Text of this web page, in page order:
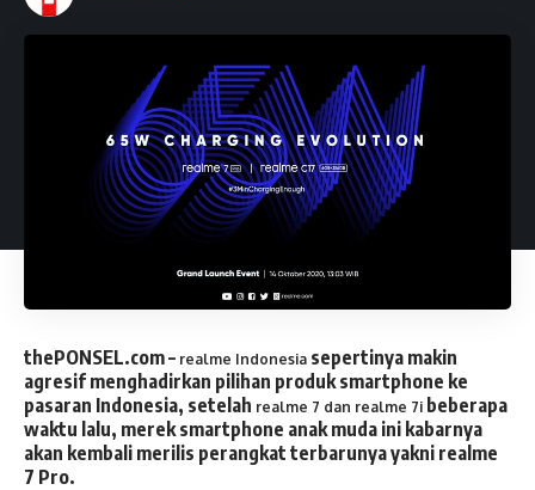
thePONSEL.com– realme Indonesia sepertinya makin
agresif menghadirkan pilihan produk smartphone ke
pasaran Indonesia, setelah realme 7 dan realme 7i beberapa
waktu lalu, merek smartphone anak muda ini kabarnya
akan kembali merilis perangkat terbarunya yakni realme
7 Pro.